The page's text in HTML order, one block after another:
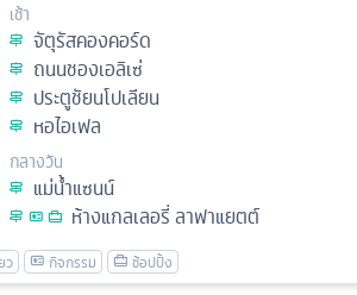
เช้า
จัตุรัสคองคอร์ด
ถนนชองเอลิเซ่
ประตูชัยนโปเลียน
หอไอเฟล
กลางวัน
แม่น้ำแซนน์
ห้างแกลเลอรี่ ลาฟาแยตต์